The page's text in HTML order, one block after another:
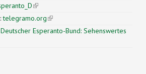
(link is external)
telegramo.org(link is external)
Deutscher Esperanto-Bund: Sehenswertes